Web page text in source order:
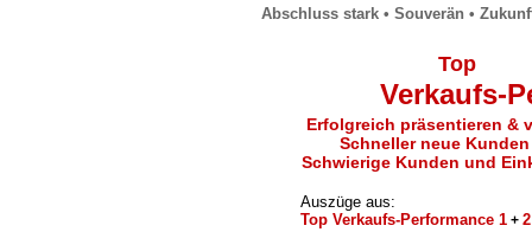
Abschluss stark • Souverän •
Top
Verkaufs-
Erfolgreich präsentieren &
Schneller neue
Schwierige Kunden und
Auszüge aus:
Top Verkaufs-Performance 1 + 2